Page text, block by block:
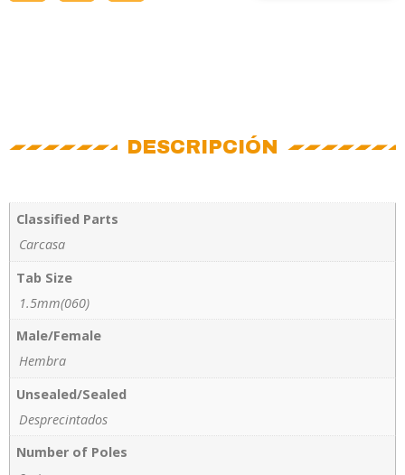
DESCRIPCIÓN
Classified Parts
Carcasa
Tab Size
1.5mm(060)
Male/Female
Hembra
Unsealed/Sealed
Desprecintados
Number of Poles